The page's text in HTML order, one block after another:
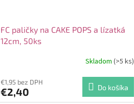
FC paličky na CAKE POPS a lízatká
12cm, 50ks
Skladom (>5 ks)
€1,95 bez DPH
€2,40 Do košíka